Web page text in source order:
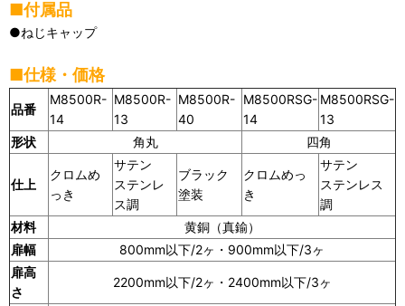
■付属品
●ねじキャップ
■仕様・価格
品番
M8500R-
14
M8500R-
13
M8500R-
40
M8500RSG-
14
M8500RSG-
13
形状
角丸 四角
仕上
クロムめ
っき
サテン
ステンレ
ス調
ブラック
塗装
クロムめっ
き
サテン
ステンレス
調
材料
黄銅（真鍮）
扉幅
800mm以下/2ヶ・900mm以下/3ヶ
扉高
さ
2200mm以下/2ヶ・2400mm以下/3ヶ